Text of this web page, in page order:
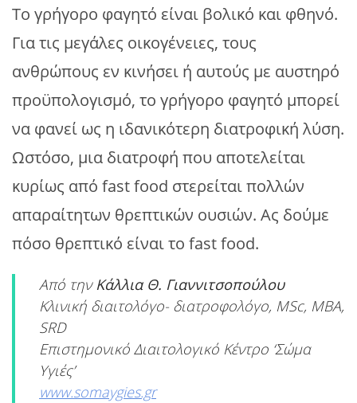
Το γρήγορο φαγητό είναι βολικό και φθηνό.
Για τις μεγάλες οικογένειες, τους
ανθρώπους εν κινήσει ή αυτούς με αυστηρό
προϋπολογισμό, το γρήγορο φαγητό μπορεί
να φανεί ως η ιδανικότερη διατροφική λύση.
Ωστόσο, μια διατροφή που αποτελείται
κυρίως από fast food στερείται πολλών
απαραίτητων θρεπτικών ουσιών. Ας δούμε
πόσο θρεπτικό είναι το fast food.
Από τηνΚάλλια Θ. Γιαννιτσοπούλου
Κλινική διαιτολόγο- διατροφολόγο, MSc, MBA,
SRD
Επιστημονικό Διαιτολογικό Κέντρο ‘Σώμα
Υγιές’
www.somaygies.gr